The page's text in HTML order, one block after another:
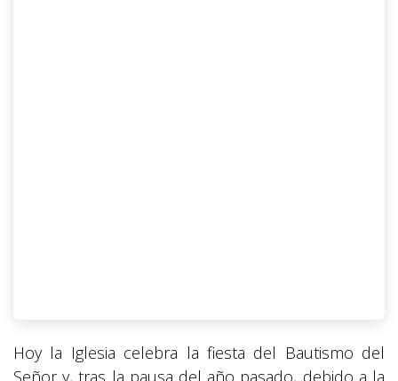
Hoy la Iglesia celebra la fiesta del Bautismo del
Señor y, tras la pausa del año pasado, debido a la